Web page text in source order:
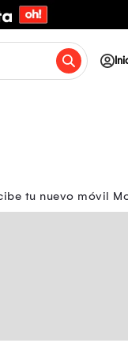
tu nuevo móvil